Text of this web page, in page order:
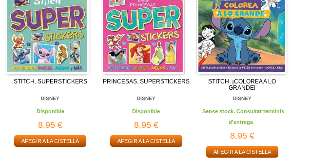
STITCH. SUPERSTICKERS
DISNEY
Disponible
8,95 €
AFEGIR A LA CISTELLA
PRINCESAS. SUPERSTICKERS
DISNEY
Disponible
8,95 €
AFEGIR A LA CISTELLA
STITCH. ¡COLOREA A LO
GRANDE!
DISNEY
Sense stock. Consultar terminis
d'entrega
8,95 €
AFEGIR A LA CISTELLA